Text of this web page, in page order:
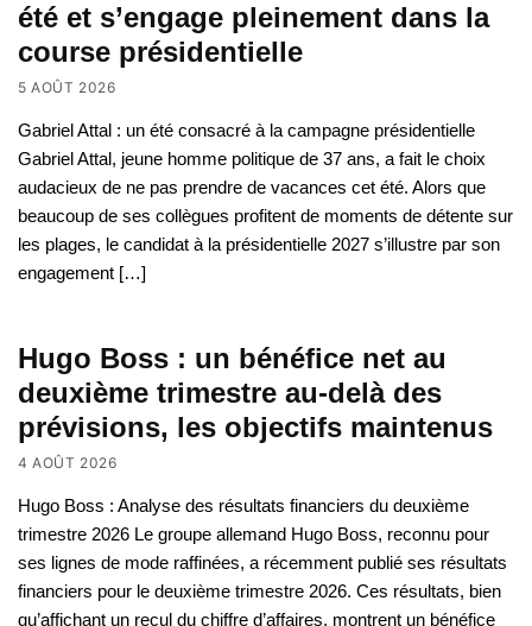
été et s’engage pleinement dans la
course présidentielle
5 AOÛT 2026
Gabriel Attal : un été consacré à la campagne présidentielle
Gabriel Attal, jeune homme politique de 37 ans, a fait le choix
audacieux de ne pas prendre de vacances cet été. Alors que
beaucoup de ses collègues profitent de moments de détente sur
les plages, le candidat à la présidentielle 2027 s’illustre par son
engagement […]
Hugo Boss : un bénéfice net au
deuxième trimestre au-delà des
prévisions, les objectifs maintenus
4 AOÛT 2026
Hugo Boss : Analyse des résultats financiers du deuxième
trimestre 2026 Le groupe allemand Hugo Boss, reconnu pour
ses lignes de mode raffinées, a récemment publié ses résultats
financiers pour le deuxième trimestre 2026. Ces résultats, bien
qu’affichant un recul du chiffre d’affaires, montrent un bénéfice